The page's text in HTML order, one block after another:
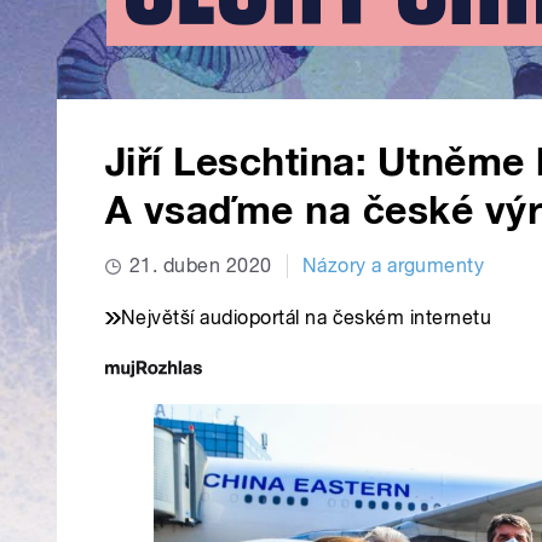
Jiří Leschtina:
A vsaďme na české
21. duben 2020 Názory a argumenty
Největší audioportál na českém internetu